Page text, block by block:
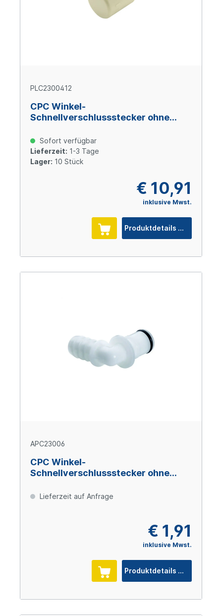
PLC2300412
CPC Winkel-
Schnellverschlussstecker ohne
Polypropylen
Sofort verfügbar
Lieferzeit: 1-3 Tage
Lager: 10 Stück
€ 10,91
inklusive Mwst.
Produktdetails
APC23006
CPC Winkel-
Schnellverschlussstecker ohne
Schlauchtülle, Acetal
Lieferzeit auf Anfrage
€ 1,91
inklusive Mwst.
Produktdetails